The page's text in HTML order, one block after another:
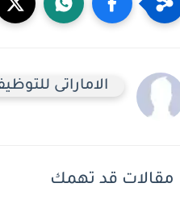
الاماراتى
مقالات قد تهمك